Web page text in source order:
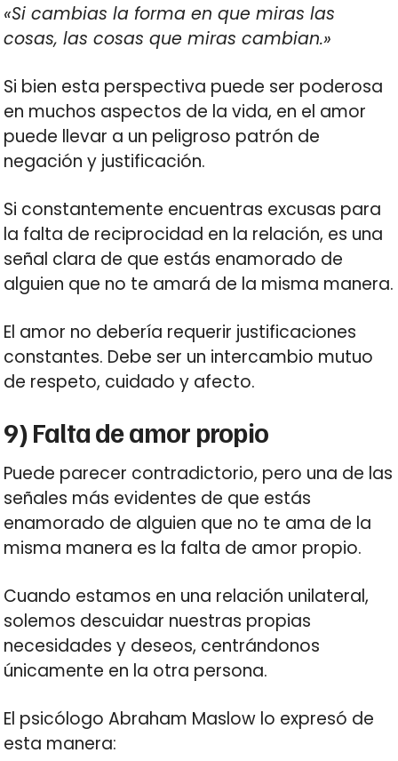
«Si cambias la forma en que miras las
cosas, las cosas que miras cambian.»
Si bien esta perspectiva puede ser poderosa
en muchos aspectos de la vida, en el amor
puede llevar a un peligroso patrón de
negación y justificación.
Si constantemente encuentras excusas para
la falta de reciprocidad en la relación, es una
señal clara de que estás enamorado de
alguien que no te amará de la misma manera.
El amor no debería requerir justificaciones
constantes. Debe ser un intercambio mutuo
de respeto, cuidado y afecto.
9) Falta de amor propio
Puede parecer contradictorio, pero una de las
señales más evidentes de que estás
enamorado de alguien que no te ama de la
misma manera es la falta de amor propio.
Cuando estamos en una relación unilateral,
solemos descuidar nuestras propias
necesidades y deseos, centrándonos
únicamente en la otra persona.
El psicólogo Abraham Maslow lo expresó de
esta manera: